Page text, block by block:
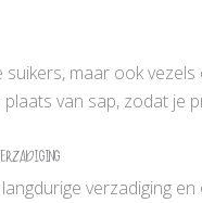
suikers, maar ook
van sap, zodat je
verzadiging